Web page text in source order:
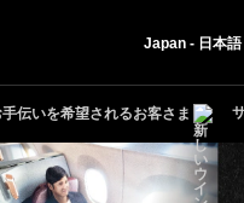
Japan - 日本語
伝いを希望されるお客さま